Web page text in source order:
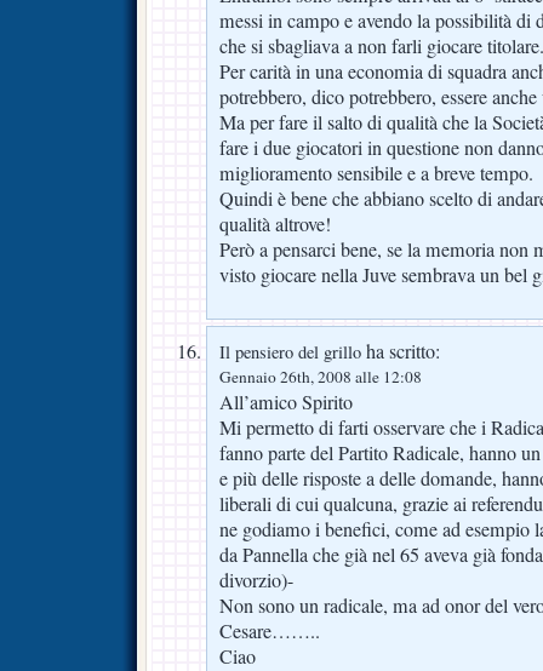
messi in campo e avendo la possibilità di
che si sbagliava a non farli giocare titolare.
Per carità in una economia di squadra
potrebbero, dico potrebbero, essere
Ma per fare il salto di qualità che la
fare i due giocatori in questione non
miglioramento sensibile e a breve tempo.
Quindi è bene che abbiano scelto di
qualità altrove!
Però a pensarci bene, se la memoria non
visto giocare nella Juve sembrava un bel
Il pensiero del grillo ha scritto:
Gennaio 26th, 2008 alle 12:08
All’amico Spirito
Mi permetto di farti osservare che i
fanno parte del Partito Radicale, hanno
e più delle risposte a delle domande,
liberali di cui qualcuna, grazie ai
ne godiamo i benefici, come ad esempio
da Pannella che già nel 65 aveva già
divorzio)-
Non sono un radicale, ma ad onor del
Cesare……..
Ciao